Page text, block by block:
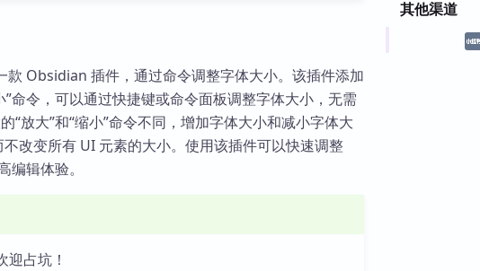
其他渠道
Obsidian 插件，通过命令调整字体大小。该插件添加
”命令，可以通过快捷键或命令面板调整字体大小，无需
“放大”和“缩小”命令不同，增加字体大小和减小字体大
改变所有 UI 元素的大小。使用该插件可以快速调整
辑体验。
占坑！